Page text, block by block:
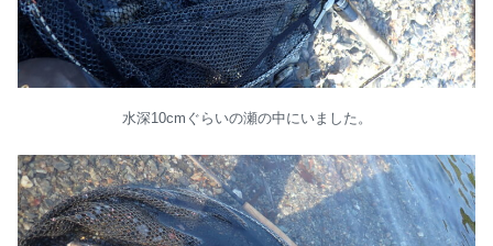
水深10cmぐらいの瀬の中にいました。